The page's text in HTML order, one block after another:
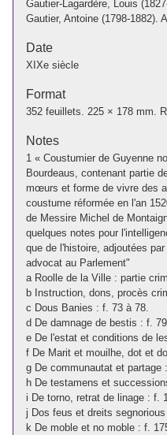
Gautier-Lagardère, Louis
Gautier, Antoine (1798-1882).
Date
XIXe siècle
Format
352 feuillets. 225 × 178 mm.
Notes
1 « Coustumier de Guyenne
Bourdeaus, contenant partie
mœurs et forme de vivre des
coustume réformée en l'an
de Messire Michel de
quelques notes pour
que de l'histoire, adjoutées
advocat au Parlement"
a Roolle de la Ville : partie
b Instruction, dons, procès
c Dous Banies : f. 73 à 78.
d De damnage de bestis : f. 79
e De l'estat et conditions de
f De Marit et mouilhe, dot et
g De communautat et partage
h De testamens et
i De torno, retrat de linage : f.
j Dos feus et dreits segnorious
k De moble et no moble : f.